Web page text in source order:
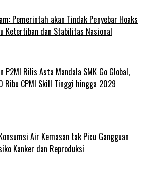
Pemerintah akan Tindak Penyebar Hoaks
Ketertiban dan Stabilitas Nasional
P2MI Rilis Asta Mandala SMK Go Global,
Ribu CPMI Skill Tinggi hingga 2029
Air Kemasan tak Picu Gangguan
Kanker dan Reproduksi